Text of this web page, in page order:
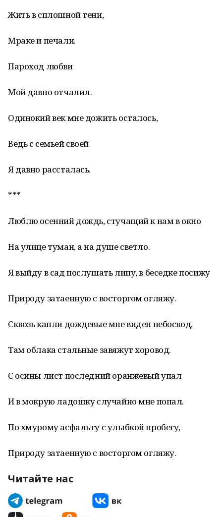
Жить в сплошной тени,
Мраке и печали.
Пароход любви
Мой давно отчалил.
Одинокий век мне дожить осталось,
Ведь с семьей своей
Я давно рассталась.
***
Люблю осенний дождь, стучащий к нам в окно
На улице туман, а на душе светло.
Я выйду в сад послушать липу, в беседке посижу
Природу затаенную с восторгом огляжу.
Сквозь капли дождевые мне виден небосвод,
Там облака стальные завяжут хоровод.
С осины лист последний оранжевый упал
И в мокрую ладошку случайно мне попал.
По хмурому асфальту с улыбкой пробегу,
Природу затаенную с восторгом огляжу.
Читайте нас